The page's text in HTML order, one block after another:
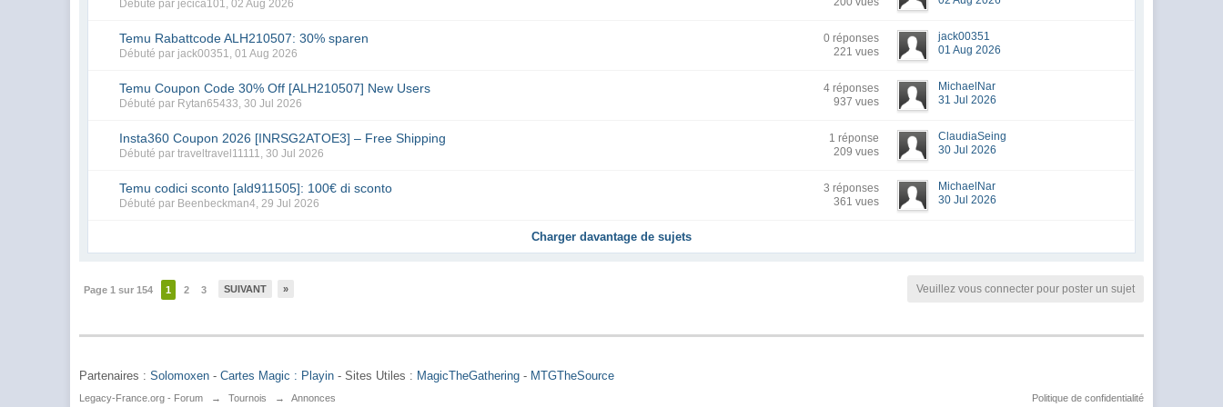
Débuté par jecica101,02 Aug 2026
Temu Rabattcode ALH210507: 30% sparen
Débuté par jack00351,01 Aug 2026
0 réponses
221 vues
jack00351
01 Aug 2026
Temu Coupon Code 30% Off [ALH210507] New Users
Débuté par Rytan65433,30 Jul 2026
4 réponses
937 vues
MichaelNar
31 Jul 2026
Insta360 Coupon 2026 [INRSG2ATOE3] – Free Shipping
Débuté partraveltravel11111,30 Jul 2026
1 réponse
209 vues
ClaudiaSeing
30 Jul 2026
Temu codici sconto [ald911505]: 100€ di sconto
Débuté par Beenbeckman4,29 Jul 2026
3 réponses
361 vues
MichaelNar
30 Jul 2026
Charger davantage de sujets
Page 1 sur 154 1 2 3 SUIVANT » Veuillez vous connecter pour poster un sujet
Partenaires :Solomoxen -Cartes Magic : Playin - Sites Utiles : MagicTheGathering - MTGTheSource
Legacy-France.org - Forum → Tournois → Annonces Politique de confidentialité